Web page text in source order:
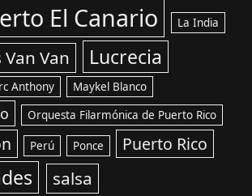
El Canario La India
Van Van Lucrecia
Anthony Maykel Blanco
Orquesta Filarmónica de Puerto Rico
Perú Ponce Puerto Rico
salsa